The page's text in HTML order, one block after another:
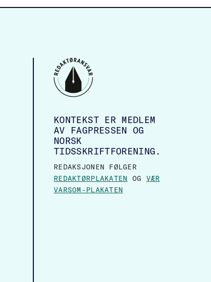
KONTEKST ER MEDLEM
AV FAGPRESSEN OG
NORSK
TIDSSKRIFTFORENING.
REDAKSJONEN FØLGER
REDAKTØRPLAKATEN OG VÆR
VARSOM-PLAKATEN